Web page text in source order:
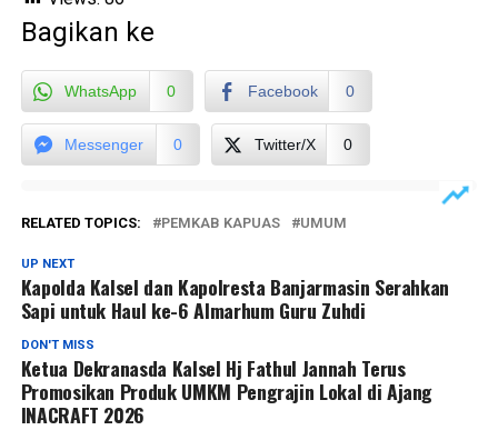
Bagikan ke
WhatsApp 0 Facebook 0
Messenger 0 Twitter/X 0
RELATED TOPICS: PEMKAB KAPUAS UMUM
UP NEXT
Kapolda Kalsel dan Kapolresta Banjarmasin Serahkan
Sapi untuk Haul ke-6 Almarhum Guru Zuhdi
DON'T MISS
Ketua Dekranasda Kalsel Hj Fathul Jannah Terus
Promosikan Produk UMKM Pengrajin Lokal di Ajang
INACRAFT 2026